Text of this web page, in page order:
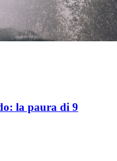
la paura di 9